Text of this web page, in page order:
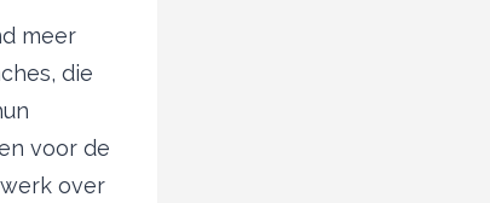
meer
die
voor de
over